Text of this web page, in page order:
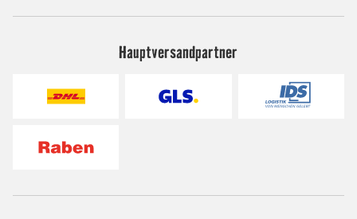
Hauptversandpartner